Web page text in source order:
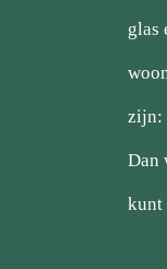
glas
zijn:
Dan
kunt